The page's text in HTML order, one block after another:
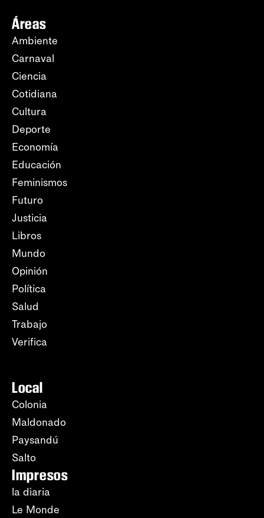
Áreas
Ambiente
Carnaval
Ciencia
Cotidiana
Cultura
Deporte
Economía
Educación
Feminismos
Futuro
Justicia
Libros
Mundo
Opinión
Política
Salud
Trabajo
Verifica
Local
Colonia
Maldonado
Paysandú
Salto
Impresos
la diaria
Le Monde